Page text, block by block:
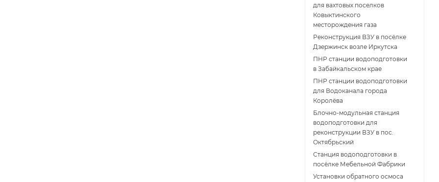
для вахтовых поселков
Ковыктинского
месторождения газа
Реконструкция ВЗУ в посёлке
Дзержинск возле Иркутска
ПНР станции водоподготовки
в Забайкальском крае
ПНР станции водоподготовки
для Водоканала города
Королёва
Блочно-модульная станция
водоподготовки для
реконструкции ВЗУ в пос.
Октябрьский
Станция водоподготовки в
посёлке Мебельной Фабрики
Установки обратного осмоса